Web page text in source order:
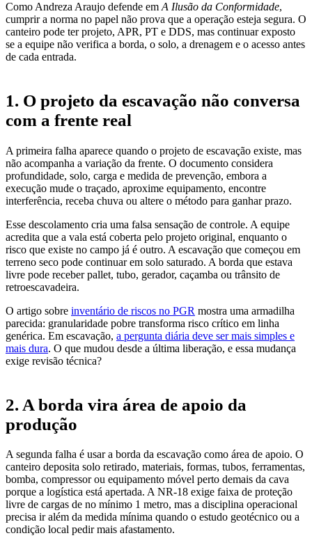
Como Andreza Araujo defende em A Ilusão da Conformidade,
cumprir a norma no papel não prova que a operação esteja segura. O
canteiro pode ter projeto, APR, PT e DDS, mas continuar exposto
se a equipe não verifica a borda, o solo, a drenagem e o acesso antes
de cada entrada.
1. O projeto da escavação não conversa
com a frente real
A primeira falha aparece quando o projeto de escavação existe, mas
não acompanha a variação da frente. O documento considera
profundidade, solo, carga e medida de prevenção, embora a
execução mude o traçado, aproxime equipamento, encontre
interferência, receba chuva ou altere o método para ganhar prazo.
Esse descolamento cria uma falsa sensação de controle. A equipe
acredita que a vala está coberta pelo projeto original, enquanto o
risco que existe no campo já é outro. A escavação que começou em
terreno seco pode continuar em solo saturado. A borda que estava
livre pode receber pallet, tubo, gerador, caçamba ou trânsito de
retroescavadeira.
O artigo sobre inventário de riscos no PGR mostra uma armadilha
parecida: granularidade pobre transforma risco crítico em linha
genérica. Em escavação, a pergunta diária deve ser mais simples e
mais dura. O que mudou desde a última liberação, e essa mudança
exige revisão técnica?
2. A borda vira área de apoio da
produção
A segunda falha é usar a borda da escavação como área de apoio. O
canteiro deposita solo retirado, materiais, formas, tubos, ferramentas,
bomba, compressor ou equipamento móvel perto demais da cava
porque a logística está apertada. A NR-18 exige faixa de proteção
livre de cargas de no mínimo 1 metro, mas a disciplina operacional
precisa ir além da medida mínima quando o estudo geotécnico ou a
condição local pedir mais afastamento.